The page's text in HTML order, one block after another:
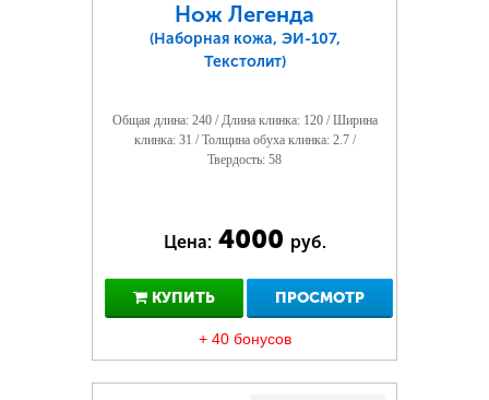
Нож Легенда
(Наборная кожа, ЭИ-107,
Текстолит)
Общая длина: 240 / Длина клинка: 120 / Ширина
клинка: 31 / Толщина обуха клинка: 2.7 /
Твердость: 58
Цена: 4000 руб.
КУПИТЬ ПРОСМОТР
+ 40 бонусов